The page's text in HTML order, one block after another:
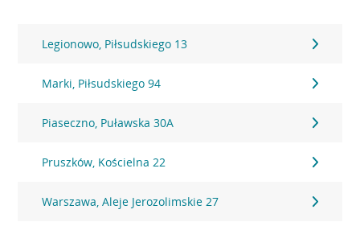
Legionowo, Piłsudskiego 13
Marki, Piłsudskiego 94
Piaseczno, Puławska 30A
Pruszków, Kościelna 22
Warszawa, Aleje Jerozolimskie 27